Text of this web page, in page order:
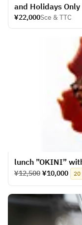
and Holidays Only
¥22,000Sce & TTC
lunch ”OKINI”
¥12,500 ¥10,000 20